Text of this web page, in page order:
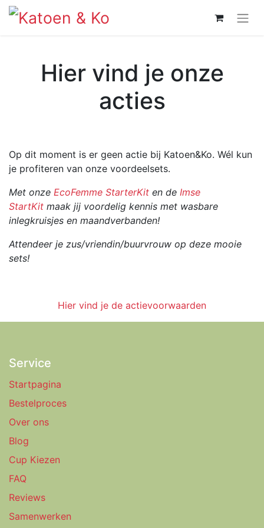
Hier vind je onze
acties
Op dit moment is er geen actie bij Katoen&Ko. Wél kun
je profiteren van onze voordeelsets.
Met onze EcoFemme StarterKit en de Imse
StartKit maak jij voordelig kennis met wasbare
inlegkruisjes en maandverbanden!
Attendeer je zus/vriendin/buurvrouw op deze mooie
sets!
Hier vind je de actievoorwaarden
Service
Startpagina
Bestelproces
Over ons
Blog
Cup Kiezen
FAQ
Reviews
Samenwerken